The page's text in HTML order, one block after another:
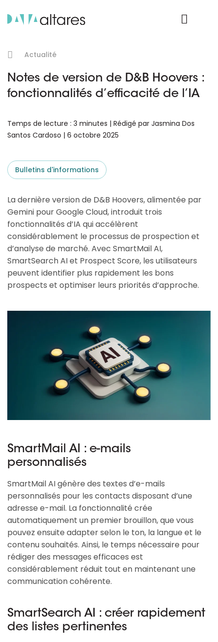
Actualité
Notes de version de D&B Hoovers :
fonctionnalités d’efficacité de l’IA
Temps de lecture : 3 minutes | Rédigé par Jasmina Dos
Santos Cardoso | 6 octobre 2025
Bulletins d'informations
La dernière version de D&B Hoovers, alimentée par
Gemini pour Google Cloud, introduit trois
fonctionnalités d’IA qui accélèrent
considérablement le processus de prospection et
d’analyse de marché. Avec SmartMail AI,
SmartSearch AI et Prospect Score, les utilisateurs
peuvent identifier plus rapidement les bons
prospects et optimiser leurs priorités d’approche.
SmartMail AI : e-mails
personnalisés
SmartMail AI génère des textes d’e-mails
personnalisés pour les contacts disposant d’une
adresse e-mail. La fonctionnalité crée
automatiquement un premier brouillon, que vous
pouvez ensuite adapter selon le ton, la langue et le
contenu souhaités. Ainsi, le temps nécessaire pour
rédiger des messages efficaces est
considérablement réduit tout en maintenant une
communication cohérente.
SmartSearch AI : créer rapidement
des listes pertinentes